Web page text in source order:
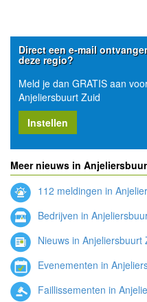
Direct een e-mail
deze regio?
Meld je dan GRATIS aan
Anjeliersbuurt Zuid
Instellen
Meer nieuws in
112 meldingen in
Bedrijven in
Nieuws in Anjeliersbuurt
Evenementen in
Faillissementen in